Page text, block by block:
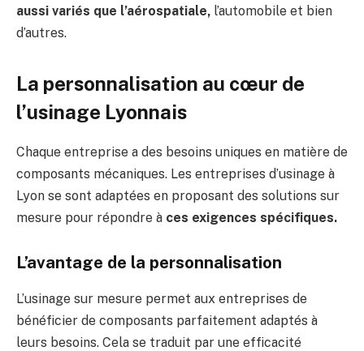
aussi variés que l’aérospatiale, l’automobile et bien
d’autres.
La personnalisation au cœur de
l’usinage Lyonnais
Chaque entreprise a des besoins uniques en matière de
composants mécaniques. Les entreprises d’usinage à
Lyon se sont adaptées en proposant des solutions sur
mesure pour répondre à ces exigences spécifiques.
L’avantage de la personnalisation
L’usinage sur mesure permet aux entreprises de
bénéficier de composants parfaitement adaptés à
leurs besoins. Cela se traduit par une efficacité